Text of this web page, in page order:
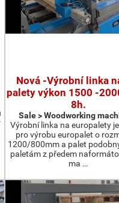
Nová -Výrobní linka
palety výkon 1500 -
8h.
Sale > Woodworking
Výrobní linka na europalety
pro výrobu europalet o
1200/800mm a palet
paletám z předem
ma …